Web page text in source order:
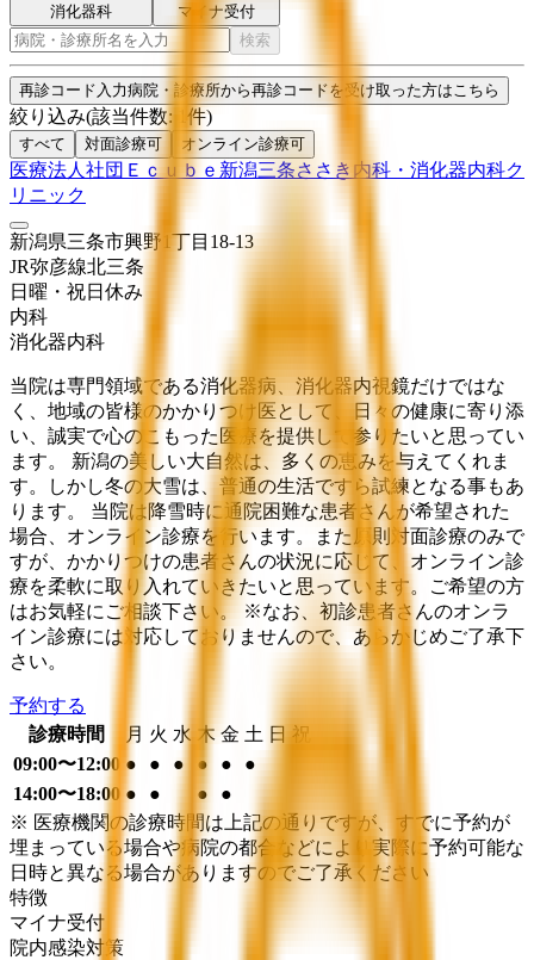
消化器科
マイナ受付
検索
再診コード入力病院・診療所から再診コードを受け取った方はこちら
絞り込み(該当件数: 件)
すべて 対面診療可 オンライン診療可
医療法人社団Ｅｃｕｂｅ新潟三条ささき内科・消化器内科ク
リニック
新潟県三条市興野1丁目18-13
JR弥彦線北三条
日曜・祝日 休み
内科
消化器内科
当院は専門領域である消化器病、消化器内視鏡だけではな
く、地域の皆様のかかりつけ医として、日々の健康に寄り添
い、誠実で心のこもった医療を提供して参りたいと思ってい
ます。 新潟の美しい大自然は、多くの恵みを与えてくれま
す。しかし冬の大雪は、普通の生活ですら試練となる事もあ
ります。 当院は降雪時に通院困難な患者さんが希望された
場合、オンライン診療を行います。また原則対面診療のみで
すが、かかりつけの患者さんの状況に応じて、オンライン診
療を柔軟に取り入れていきたいと思っています。ご希望の方
はお気軽にご相談下さい。 ※なお、初診患者さんのオンラ
イン診療には対応しておりませんので、あらかじめご了承下
さい。
予約する
診療時間
月 火 水 木 金 土 日 祝
09:00〜12:00 ● ● ● ● ●
●
14:00〜18:00 ● ● ●
●
※ 医療機関の診療時間は上記の通りですが、すでに予約が
埋まっている場合や病院の都合などにより実際に予約可能な
日時と異なる場合がありますのでご了承ください
特徴
マイナ受付
院内感染対策